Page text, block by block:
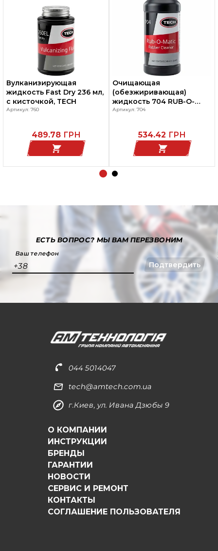
Вулканизирующая
жидкость Fast Dry 236 мл,
с кисточкой, TECH
Артикул: 760
489.78 ГРН
Очищающая
(обезжиривающая)
жидкость 704 RUB-O-
MATIC, объем 946 мл,
Артикул: 704
534.42 ГРН
ЕСТЬ ВОПРОС?МЫ ВАМ ПЕРЕЗВОНИМ
Ваш телефон
+38 Подтвердить
044 5014047
tech@amtech.com.ua
г.Киев, ул. Ивана Дзюбы 9
О КОМПАНИИ
ИНСТРУКЦИИ
БРЕНДЫ
ГАРАНТИИ
НОВОСТИ
СЕРВИС И РЕМОНТ
КОНТАКТЫ
СОГЛАШЕНИЕ ПОЛЬЗОВАТЕЛЯ